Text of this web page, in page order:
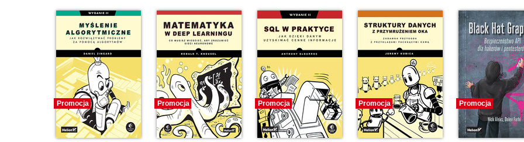
Promocja Promocja Promocja Promocja Promocja